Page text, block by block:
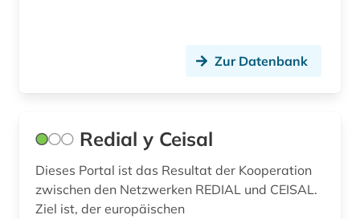
geisteswissenschaften (5)
geografie (2)
geologie (1)
Zur Datenbank
Redial y Ceisal
Dieses Portal ist das Resultat der Kooperation
zwischen den Netzwerken REDIAL und CEISAL.
Ziel ist, der europäischen